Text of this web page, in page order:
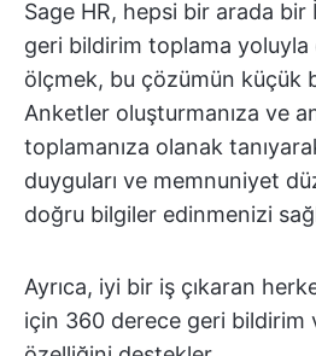
Sage HR, hepsi bir arada
geri bildirim toplama yoluyla
ölçmek, bu çözümün küçük
Anketler oluşturmanıza ve
toplamanıza olanak
duyguları ve memnuniyet
doğru bilgiler edinmenizi
Ayrıca, iyi bir iş çıkaran
için 360 derece geri bildirim